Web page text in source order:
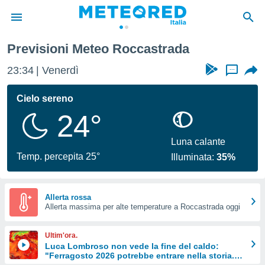
di
per
le
di
Web
le
Previsioni Meteo Roccastrada
23:34 Venerdì ...
Cielo sereno
24°
Temp. percepita 25°
Luna calante
Illuminata:35%
Allerta rossa
Allerta massima per alte temperature a Roccastrada oggi
Ultim'ora.
Luca Lombroso non vede la fine del caldo:
"Ferragosto 2026 potrebbe entrare nella storia.